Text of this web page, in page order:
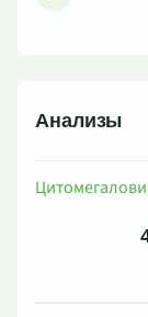
Анализы